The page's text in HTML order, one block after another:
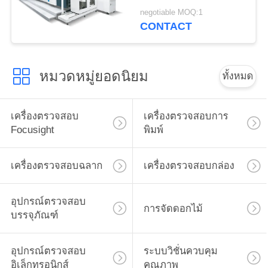
มม. × 2200 มม
negotiable MOQ:1
CONTACT
หมวดหมู่ยอดนิยม ทั้งหมด
เครื่องตรวจสอบ
Focusight
เครื่องตรวจสอบการ
พิมพ์
เครื่องตรวจสอบฉลาก เครื่องตรวจสอบกล่อง
อุปกรณ์ตรวจสอบ
บรรจุภัณฑ์
การจัดดอกไม้
อุปกรณ์ตรวจสอบ
อิเล็กทรอนิกส์
ระบบวิชั่นควบคุม
คุณภาพ